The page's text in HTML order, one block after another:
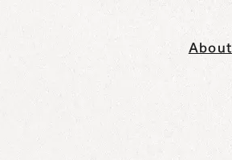
About